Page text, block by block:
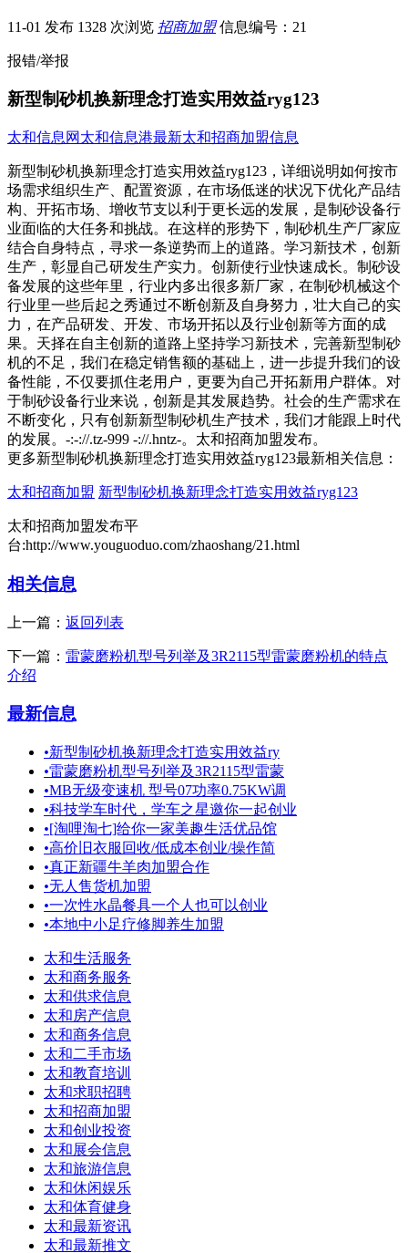
11-01 发布 1328 次浏览 招商加盟 信息编号：21
报错/举报
新型制砂机换新理念打造实用效益ryg123
太和信息网 太和信息港最新太和招商加盟信息
新型制砂机换新理念打造实用效益ryg123，详细说明如何按市
场需求组织生产、配置资源，在市场低迷的状况下优化产品结
构、开拓市场、增收节支以利于更长远的发展，是制砂设备行
业面临的大任务和挑战。在这样的形势下，制砂机生产厂家应
结合自身特点，寻求一条逆势而上的道路。学习新技术，创新
生产，彰显自己研发生产实力。创新使行业快速成长。制砂设
备发展的这些年里，行业内多出很多新厂家，在制砂机械这个
行业里一些后起之秀通过不断创新及自身努力，壮大自己的实
力，在产品研发、开发、市场开拓以及行业创新等方面的成
果。天择在自主创新的道路上坚持学习新技术，完善新型制砂
机的不足，我们在稳定销售额的基础上，进一步提升我们的设
备性能，不仅要抓住老用户，更要为自己开拓新用户群体。对
于制砂设备行业来说，创新是其发展趋势。社会的生产需求在
不断变化，只有创新新型制砂机生产技术，我们才能跟上时代
的发展。-:-://.tz-999 -://.hntz-。太和招商加盟发布。
更多新型制砂机换新理念打造实用效益ryg123最新相关信息：
太和招商加盟 新型制砂机换新理念打造实用效益ryg123
太和招商加盟发布平
台:http://www.youguoduo.com/zhaoshang/21.html
相关信息
上一篇： 返回列表
下一篇： 雷蒙磨粉机型号列举及3R2115型雷蒙磨粉机的特点
介绍
最新信息
•新型制砂机换新理念打造实用效益ry
•雷蒙磨粉机型号列举及3R2115型雷蒙
•MB无级变速机 型号07功率0.75KW调
•科技学车时代，学车之星邀你一起创业
•[淘哩淘七]给你一家美趣生活优品馆
•高价旧衣服回收/低成本创业/操作简
•真正新疆牛羊肉加盟合作
•无人售货机加盟
•一次性水晶餐具一个人也可以创业
•本地中小足疗修脚养生加盟
太和生活服务
太和商务服务
太和供求信息
太和房产信息
太和商务信息
太和二手市场
太和教育培训
太和求职招聘
太和招商加盟
太和创业投资
太和展会信息
太和旅游信息
太和休闲娱乐
太和体育健身
太和最新资讯
太和最新推文